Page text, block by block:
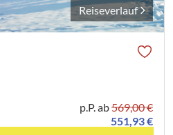
Reiseverlauf
p.P. ab569,00 €
551,93 €